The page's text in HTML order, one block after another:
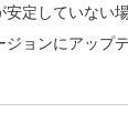
安定していない
ジョンにアップ